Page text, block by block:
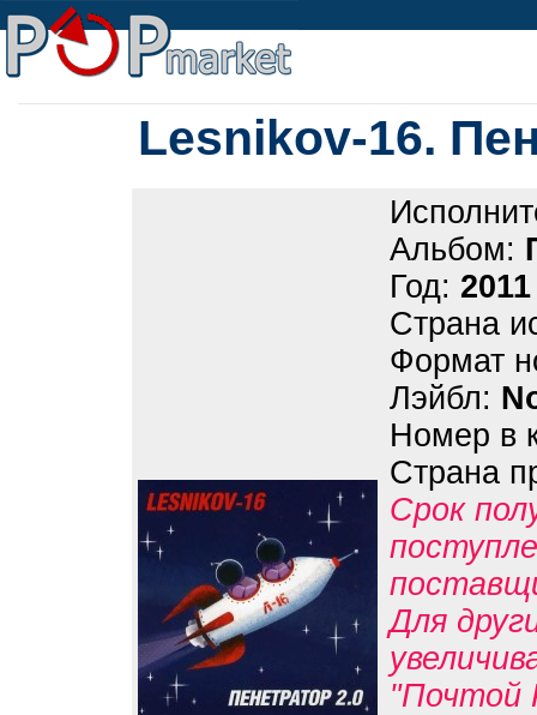
Lesnikov-16.
Альбом:
Год: 2011
Страна
Формат
Лэйбл:
Номер в
Страна
Срок
Для
"Почтой